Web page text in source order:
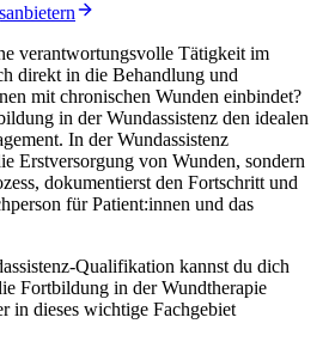
verantwortungsvolle Tätigkeit im
direkt in die Behandlung und
mit chronischen Wunden einbindet?
in der Wundassistenz den idealen
In der Wundassistenz
Erstversorgung von Wunden, sondern
dokumentierst den Fortschritt und
für Patient:innen und das
Qualifikation kannst du dich
Fortbildung in der Wundtherapie
in dieses wichtige Fachgebiet